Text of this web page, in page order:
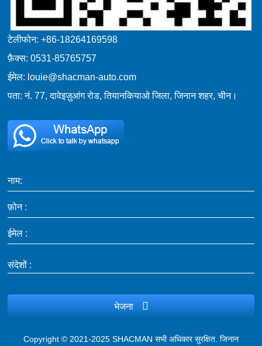
टेलीफोन: +86-18264169598
फ़ैक्स: 0531-85765757
ईमेल: louie@shacman-auto.com
पता: नं. 77, दावेइज़ुआंग रोड, तियानकियाओ जिला, जिनान शहर, चीन।
नाम:
फ़ोन :
ईमेल :
संदेशों :
भेजना
Copyright © 2021-2025 SHACMAN सभी अधिकार सुरक्षित. जिनान